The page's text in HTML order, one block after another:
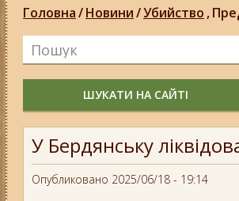
Головна/Новини/Убийство ,
ШУКАТИ НА САЙТІ
У Бердянську
Опубликовано 2025/06/18 - 19:14